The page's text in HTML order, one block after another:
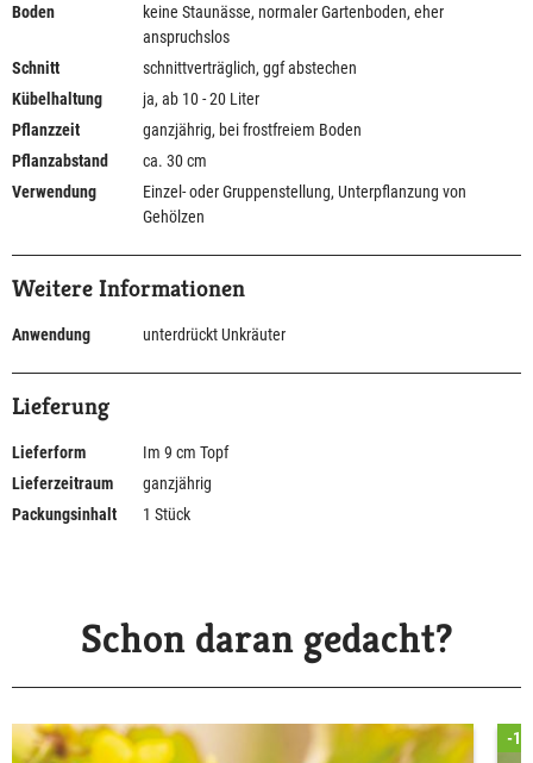
Boden
keine Staunässe, normaler Gartenboden, eher
anspruchslos
Schnitt
schnittverträglich, ggf abstechen
Kübelhaltung
ja, ab 10 - 20 Liter
Pflanzzeit
ganzjährig, bei frostfreiem Boden
Pflanzabstand
ca. 30 cm
Verwendung
Einzel- oder Gruppenstellung, Unterpflanzung von
Gehölzen
Weitere Informationen
Anwendung unterdrückt Unkräuter
Lieferung
Lieferform
Im 9 cm Topf
Lieferzeitraum
ganzjährig
Packungsinhalt
1 Stück
Schon daran gedacht?
-